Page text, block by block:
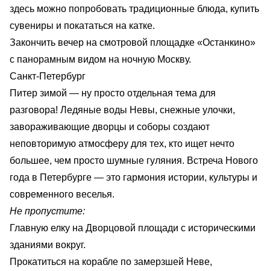
здесь можно попробовать традиционные блюда, купить
сувениры и покататься на катке.
Закончить вечер на смотровой площадке «Останкино»
с панорамным видом на ночную Москву.
Санкт-Петербург
Питер зимой — ну просто отдельная тема для
разговора! Ледяные воды Невы, снежные улочки,
завораживающие дворцы и соборы создают
неповторимую атмосферу для тех, кто ищет нечто
большее, чем просто шумные гуляния. Встреча Нового
года в Петербурге — это гармония истории, культуры и
современного веселья.
Не пропустите:
Главную елку на Дворцовой площади с историческими
зданиями вокруг.
Прокатиться на корабле по замерзшей Неве,